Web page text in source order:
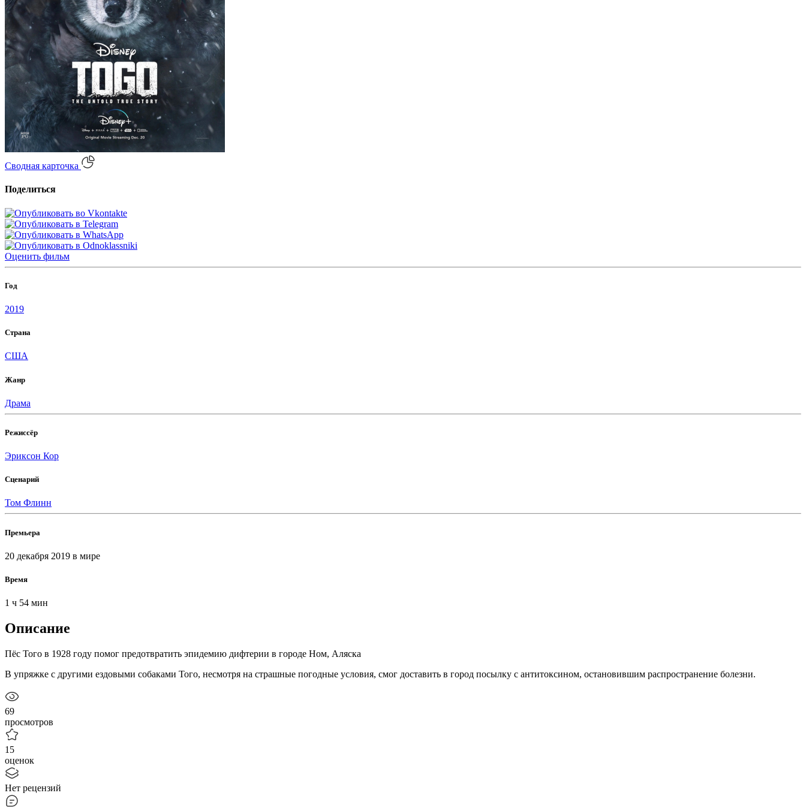
Сводная карточка
Поделиться
Оценить фильм
Год
2019
Страна
США
Жанр
Драма
Режиссёр
Эриксон Кор
Сценарий
Том Флинн
Премьера
20 декабря 2019 в мире
Время
1 ч 54 мин
Описание
Пёс Того в 1928 году помог предотвратить эпидемию дифтерии в городе Ном, Аляска
В упряжке с другими ездовыми собаками Того, несмотря на страшные погодные условия, смог доставить в город посылку с антитоксином, остановившим распространение болезни.
69
просмотров
15
оценок
Нет рецензий